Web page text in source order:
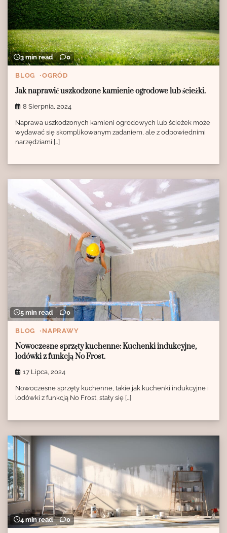
3 min read 0
BLOG OGRÓD
Jak naprawić uszkodzone kamienie ogrodowe lub ścieżki.
8 Sierpnia, 2024
Naprawa uszkodzonych kamieni ogrodowych lub ścieżek może
wydawać się skomplikowanym zadaniem, ale z odpowiednimi
narzędziami […]
5 min read 0
BLOG NAPRAWY
Nowoczesne sprzęty kuchenne: Kuchenki indukcyjne,
lodówki z funkcją No Frost.
17 Lipca, 2024
Nowoczesne sprzęty kuchenne, takie jak kuchenki indukcyjne i
lodówki z funkcją No Frost, stały się […]
4 min read 0